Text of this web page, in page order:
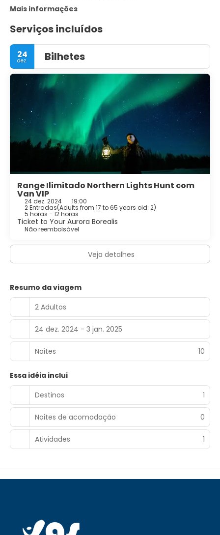
Mais informações
Serviços incluídos
24
dez. Bilhetes
Range Ilimitado Northern Lights Hunt com
Van VIP
24 dez. 2024 19:00
2 Entradas(Adults from 17 to 65 years old: 2)
5 horas - 12 horas
Ticket to Your Aurora Borealis
Não reembolsável
Veja detalhes
Resumo da viagem
2 Adultos
24 dez. 2024 - 3 jan. 2025
Noites 10
Essa idéia inclui
Destinos
1
Noites de acomodação 0
Atividades 1